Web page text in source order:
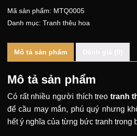
Mã sản phẩm: MTQ0005
Danh mục: Tranh thêu hoa
Mô tả sản phẩm
Mô tả sản phẩm
Có rất nhiều người thích treo tranh
để cầu may mắn, phú quý nhưng
hết ý nghĩa của từng bức tranh trong